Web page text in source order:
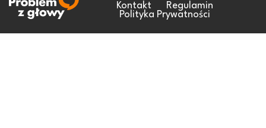
Kontakt
Regulamin
Polityka Prywatności